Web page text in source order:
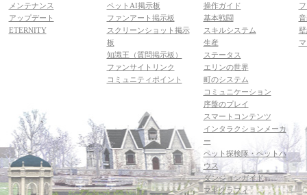
メンテナンス
アップデート
ETERNITY
ペットAI掲示板
ファンアート掲示板
スクリーンショット掲示
板
知識王（質問掲示板）
ファンサイトリンク
コミュニティポイント
操作ガイド
基本戦闘
スキルシステム
生産
ステータス
エリンの世界
町のシステム
コミュニケーション
序盤のプレイ
スマートコンテンツ
インタラクションメーカ
ー
ペット探検隊・ペットハ
ウス
ダンジョンガイド
マギグラフィ